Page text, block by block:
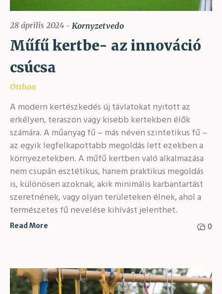
28 április 2024 Kornyzetvedo
Műfű kertbe- az innováció
csúcsa
Otthon
A modern kertészkedés új távlatokat nyitott az
erkélyen, teraszon vagy kisebb kertekben élők
számára. A műanyag fű – más néven szintetikus fű –
az egyik legfelkapottabb megoldás lett ezekben a
környezetekben. A műfű kertben való alkalmazása
nem csupán esztétikus, hanem praktikus megoldás
is, különösen azoknak, akik minimális karbantartást
szeretnének, vagy olyan területeken élnek, ahol a
természetes fű nevelése kihívást jelenthet.
0
Read More